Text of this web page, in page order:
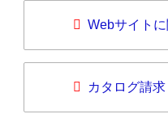
Webサイト
カタログ請求